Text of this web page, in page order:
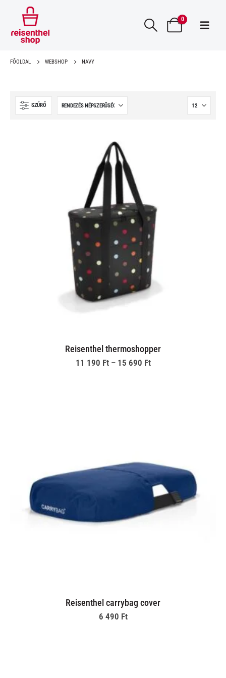
0
FŐOLDAL WEBSHOP NAVY
SZŰRŐ
Reisenthel thermoshopper
11 190 Ft – 15 690 FtÁrtartomány: 11 190
Reisenthel carrybag cover
6 490 Ft